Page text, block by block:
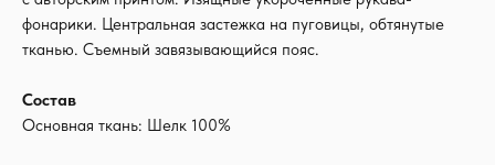
фонарики. Центральная застежка на пуговицы, обтянутые
тканью. Съемный завязывающийся пояс.
Состав
Основная ткань: Шелк 100%